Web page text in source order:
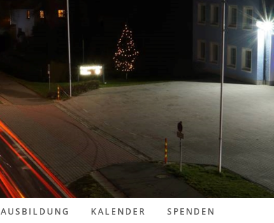
AUSBILDUNG KALENDER SPENDEN